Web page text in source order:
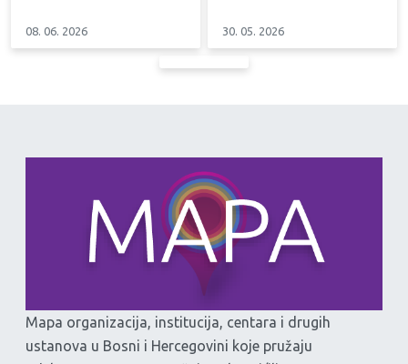
08. 06. 2026 30. 05. 2026
Mapa organizacija, institucija, centara i drugih
ustanova u Bosni i Hercegovini koje pružaju